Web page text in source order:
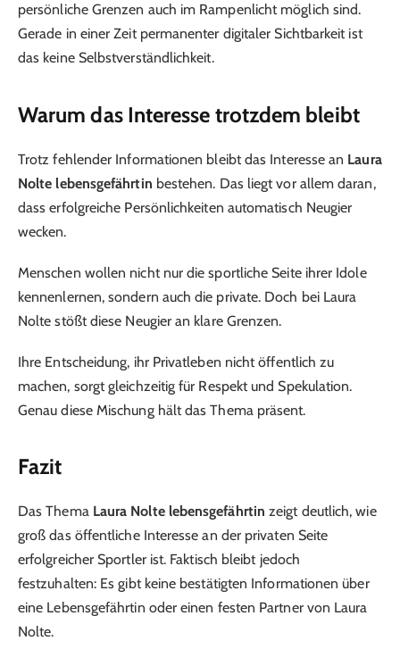
persönliche Grenzen auch im Rampenlicht möglich sind.
Gerade in einer Zeit permanenter digitaler Sichtbarkeit ist
das keine Selbstverständlichkeit.
Warum das Interesse trotzdem bleibt
Trotz fehlender Informationen bleibt das Interesse an Laura
Nolte lebensgefährtin bestehen. Das liegt vor allem daran,
dass erfolgreiche Persönlichkeiten automatisch Neugier
wecken.
Menschen wollen nicht nur die sportliche Seite ihrer Idole
kennenlernen, sondern auch die private. Doch bei Laura
Nolte stößt diese Neugier an klare Grenzen.
Ihre Entscheidung, ihr Privatleben nicht öffentlich zu
machen, sorgt gleichzeitig für Respekt und Spekulation.
Genau diese Mischung hält das Thema präsent.
Fazit
Das Thema Laura Nolte lebensgefährtin zeigt deutlich, wie
groß das öffentliche Interesse an der privaten Seite
erfolgreicher Sportler ist. Faktisch bleibt jedoch
festzuhalten: Es gibt keine bestätigten Informationen über
eine Lebensgefährtin oder einen festen Partner von Laura
Nolte.